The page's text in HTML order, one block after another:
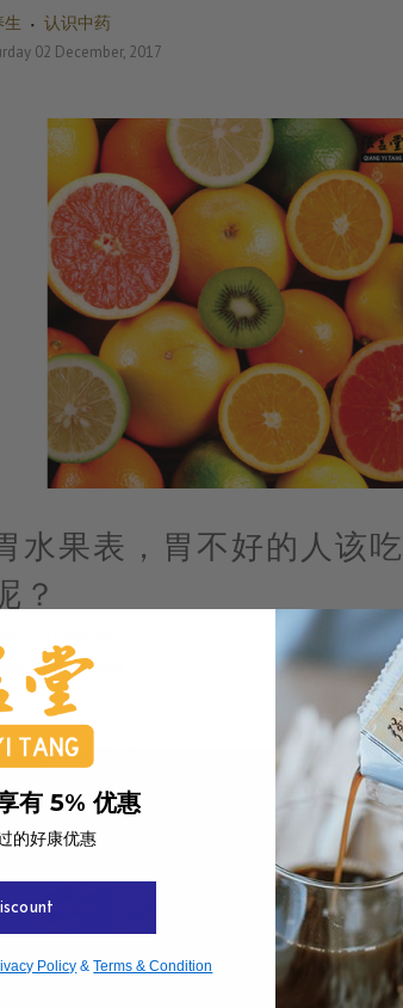
生 认识中药
02 December, 2017
水果表，胃不好的人该
？
21 November, 2017
有 5% 优惠
的好康优惠
Policy &Terms & Condition